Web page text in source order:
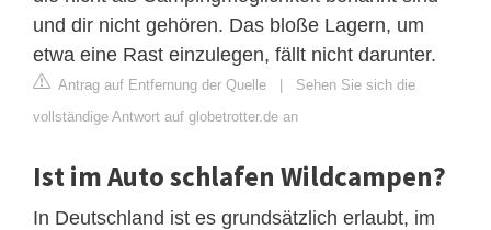
und dir nicht gehören. Das bloße Lagern, um
etwa eine Rast einzulegen, fällt nicht darunter.
Antrag auf Entfernung der Quelle | Sehen Sie sich die
vollständige Antwort auf globetrotter.de an
Ist im Auto schlafen Wildcampen?
In Deutschland ist es grundsätzlich erlaubt, im